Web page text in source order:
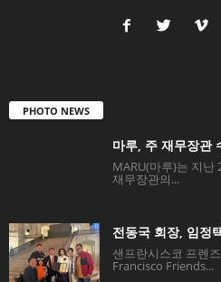
PHOTO NEWS
마루, 주 재무장관
MARU(마루)는 지난
재무장관의...
전동국 회장, 임정
샌프란시스코 프렌
Francisco Friends...